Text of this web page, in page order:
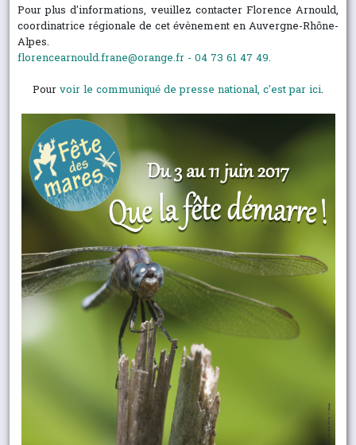
Pour plus d'informations, veuillez contacter Florence Arnould,
coordinatrice régionale de cet évènement en Auvergne-Rhône-
Alpes.
florencearnould.frane@orange.fr - 04 73 61 47 49.
Pourvoir le communiqué de presse national, c'est par ici.